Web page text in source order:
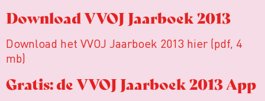
Download VVOJ Jaarboek 2013
Download het VVOJ Jaarboek 2013 hier (pdf, 4
mb)
Gratis: de VVOJ Jaarboek 2013 App